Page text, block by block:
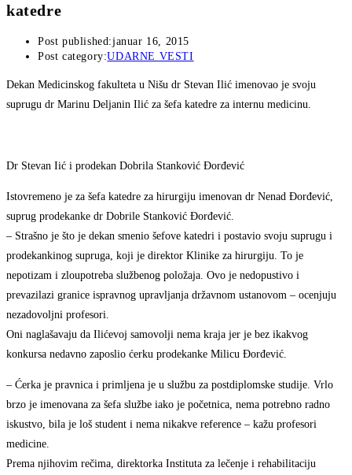
katedre
Post published:januar 16, 2015
Post category:UDARNE VESTI
Dekan Medicinskog fakulteta u Nišu dr Stevan Ilić imenovao je svoju
suprugu dr Marinu Deljanin Ilić za šefa katedre za internu medicinu.
Dr Stevan Iić i prodekan Dobrila Stanković Đorđević
Istovremeno je za šefa katedre za hirurgiju imenovan dr Nenad Đorđević,
suprug prodekanke dr Dobrile Stanković Đorđević.
– Strašno je što je dekan smenio šefove katedri i postavio svoju suprugu i
prodekankinog supruga, koji je direktor Klinike za hirurgiju. To je
nepotizam i zloupotreba službenog položaja. Ovo je nedopustivo i
prevazilazi granice ispravnog upravljanja državnom ustanovom – ocenjuju
nezadovoljni profesori.
Oni naglašavaju da Ilićevoj samovolji nema kraja jer je bez ikakvog
konkursa nedavno zaposlio ćerku prodekanke Milicu Đorđević.
– Ćerka je pravnica i primljena je u službu za postdiplomske studije. Vrlo
brzo je imenovana za šefa službe iako je početnica, nema potrebno radno
iskustvo, bila je loš student i nema nikakve reference – kažu profesori
medicine.
Prema njihovim rečima, direktorka Instituta za lečenje i rehabilitaciju